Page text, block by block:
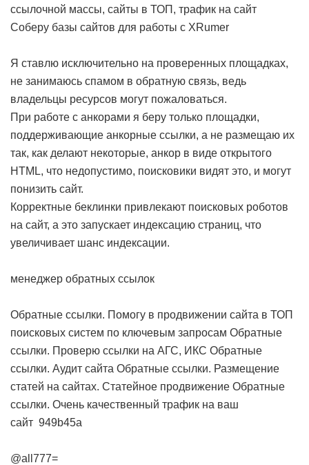
ссылочной массы, сайты в ТОП, трафик на сайт
Соберу базы сайтов для работы с XRumer
Я ставлю исключительно на проверенных площадках,
не занимаюсь спамом в обратную связь, ведь
владельцы ресурсов могут пожаловаться.
При работе с анкорами я беру только площадки,
поддерживающие анкорные ссылки, а не размещаю их
так, как делают некоторые, анкор в виде открытого
HTML, что недопустимо, поисковики видят это, и могут
понизить сайт.
Корректные беклинки привлекают поисковых роботов
на сайт, а это запускает индексацию страниц, что
увеличивает шанс индексации.
менеджер обратных ссылок
Обратные ссылки. Помогу в продвижении сайта в ТОП
поисковых систем по ключевым запросам Обратные
ссылки. Проверю ссылки на АГС, ИКС Обратные
ссылки. Аудит сайта Обратные ссылки. Размещение
статей на сайтах. Статейное продвижение Обратные
ссылки. Очень качественный трафик на ваш
сайт 949b45a
@all777=